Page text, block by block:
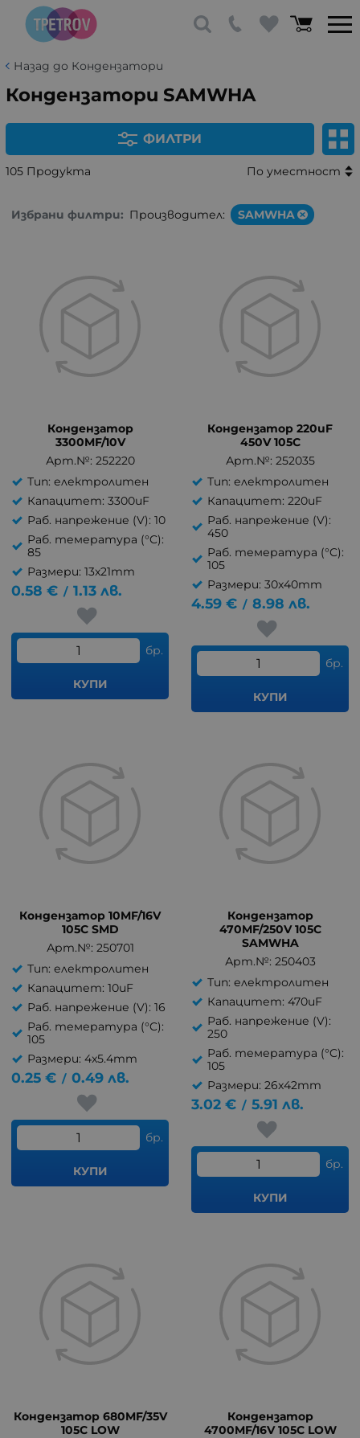
Назад до Кондензатори
Кондензатори SAMWHA
ФИЛТРИ
105 Продукта По уместност
Избрани филтри: Производител: SAMWHA
Кондензатор
3300MF/10V
Арт.№: 252220
Тип: електролитен
Капацитет: 3300uF
Раб. напрежение (V): 10
Раб. темература (°C):
85
Размери: 13x21mm
0.58 € / 1.13 лв.
бр.
КУПИ
Кондензатор 220uF
450V 105C
Арт.№: 252035
Тип: електролитен
Капацитет: 220uF
Раб. напрежение (V):
450
Раб. темература (°C):
105
Размери: 30x40mm
4.59 € / 8.98 лв.
бр.
КУПИ
Кондензатор 10MF/16V
105C SMD
Арт.№: 250701
Тип: електролитен
Капацитет: 10uF
Раб. напрежение (V): 16
Раб. темература (°C):
105
Размери: 4x5.4mm
0.25 € / 0.49 лв.
бр.
КУПИ
Кондензатор
470MF/250V 105C
SAMWHA
Арт.№: 250403
Тип: електролитен
Капацитет: 470uF
Раб. напрежение (V):
250
Раб. темература (°C):
105
Размери: 26x42mm
3.02 € / 5.91 лв.
бр.
КУПИ
Кондензатор 680MF/35V
105C LOW
Кондензатор
4700MF/16V 105C LOW